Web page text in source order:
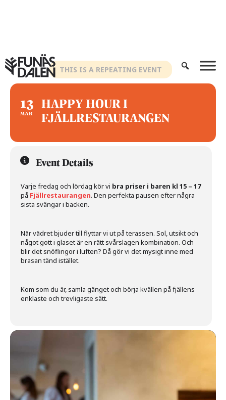
THIS IS A REPEATING EVENT
13
MAR
HAPPY HOUR I
FJÄLLRESTAURANGEN
Event Details
Varje fredag och lördag kör vi bra priser i baren kl 15 – 17
på Fjällrestaurangen. Den perfekta pausen efter några
sista svängar i backen.
När vädret bjuder till flyttar vi ut på terassen. Sol, utsikt och
något gott i glaset är en rätt svårslagen kombination. Och
blir det snöflingor i luften? Då gör vi det mysigt inne med
brasan tänd istället.
Kom som du är, samla gänget och börja kvällen på fjällens
enklaste och trevligaste sätt.